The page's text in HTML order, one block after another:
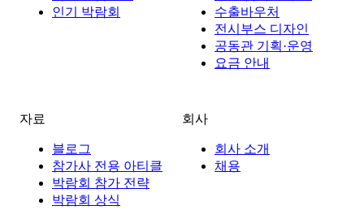
인기 박람회
수출바우처
전시부스 디자인
공동관 기획·운영
요금 안내
자료
블로그
참가사 전용 아티클
박람회 참가 전략
박람회 상식
회사
회사 소개
채용